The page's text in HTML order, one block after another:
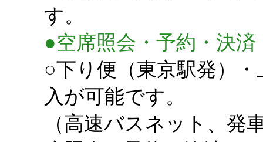
す。
●空席照会・予約・決済
○下り便（東京駅発）
入が可能です。
（高速バスネット、発